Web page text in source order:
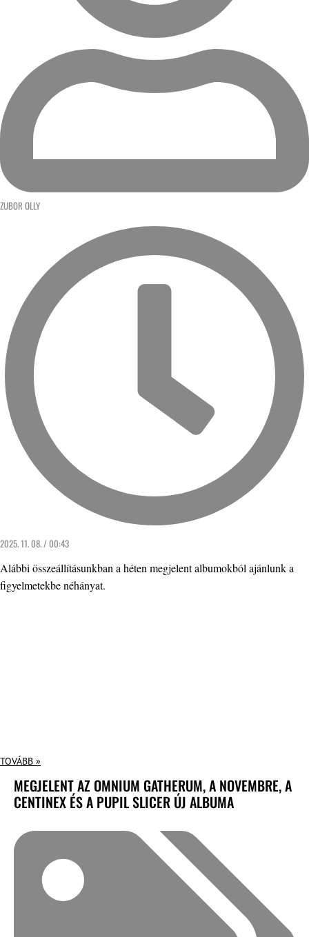
ZUBOR OLLY
2025. 11. 08. / 00:43
Alábbi összeállításunkban a héten megjelent albumokból ajánlunk a
figyelmetekbe néhányat.
TOVÁBB »
MEGJELENT AZ OMNIUM GATHERUM, A NOVEMBRE, A
CENTINEX ÉS A PUPIL SLICER ÚJ ALBUMA